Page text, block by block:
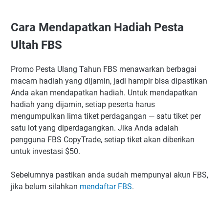
Cara Mendapatkan Hadiah Pesta
Ultah FBS
Promo Pesta Ulang Tahun FBS menawarkan berbagai
macam hadiah yang dijamin, jadi hampir bisa dipastikan
Anda akan mendapatkan hadiah. Untuk mendapatkan
hadiah yang dijamin, setiap peserta harus
mengumpulkan lima tiket perdagangan — satu tiket per
satu lot yang diperdagangkan. Jika Anda adalah
pengguna FBS CopyTrade, setiap tiket akan diberikan
untuk investasi $50.
Sebelumnya pastikan anda sudah mempunyai akun FBS,
jika belum silahkan mendaftar FBS.